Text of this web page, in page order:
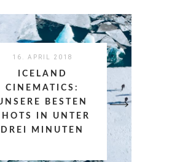
16. APRIL 2018
ICELAND
CINEMATICS:
BESTEN
IN UNTER
DREI MINUTEN
15. MÄRZ 2018
KRANZBACH:
EIN WELLNESS
PARADIES AM
FUSSE DER Z
UGSPITZE